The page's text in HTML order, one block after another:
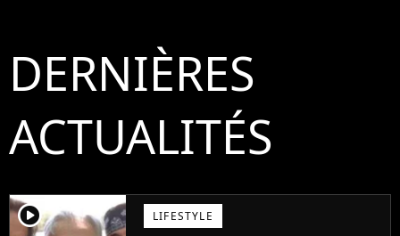
DERNIÈRES
ACTUALITÉS
player2 LIFESTYLE